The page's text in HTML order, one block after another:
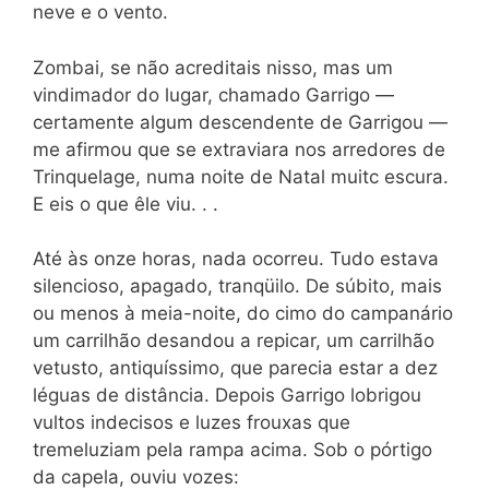
neve e o vento.
Zombai, se não acreditais nisso, mas um
vindimador do lugar, chamado Garrigo —
certamente algum descendente de Garrigou —
me afirmou que se extraviara nos arredores de
Trinquelage, numa noite de Natal muitc escura.
E eis o que êle viu. . .
Até às onze horas, nada ocorreu. Tudo estava
silencioso, apagado, tranqüilo. De súbito, mais
ou menos à meia-noite, do cimo do campanário
um carrilhão desandou a repicar, um carrilhão
vetusto, antiquíssimo, que parecia estar a dez
léguas de distância. Depois Garrigo lobrigou
vultos indecisos e luzes frouxas que
tremeluziam pela rampa acima. Sob o pórtigo
da capela, ouviu vozes: